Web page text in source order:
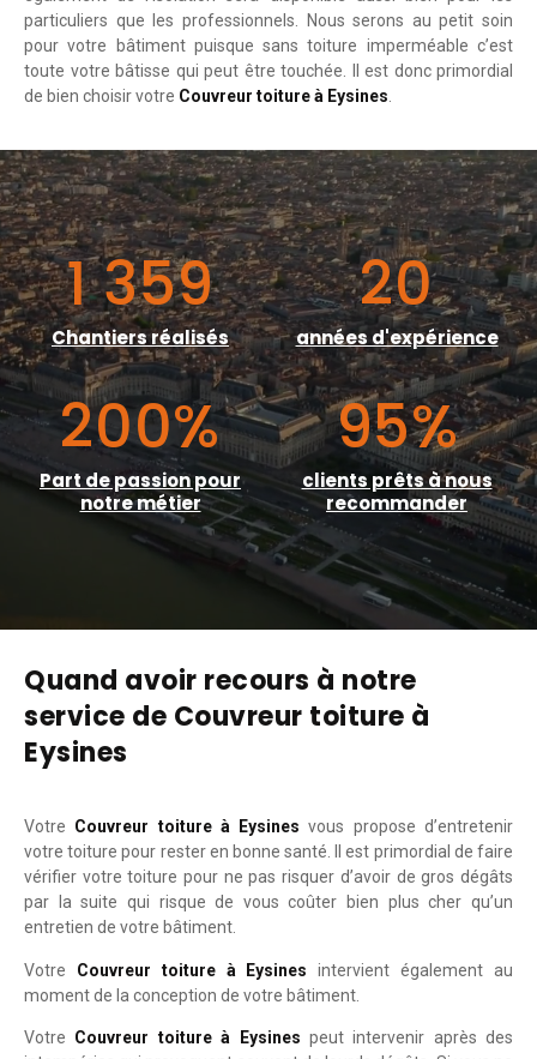
particuliers que les professionnels. Nous serons au petit soin
pour votre bâtiment puisque sans toiture imperméable c’est
toute votre bâtisse qui peut être touchée. Il est donc primordial
de bien choisir votre Couvreur toiture à Eysines
1 359
Chantiers réalisés
20
années d'expérience
200%
Part de passion pour
notre métier
95%
clients prêts à nous
recommander
Quand avoir recours à notre
service de Couvreur toiture à
Eysines
Votre Couvreur toiture à Eysines vous propose d’entretenir
votre toiture pour rester en bonne santé. Il est primordial de faire
vérifier votre toiture pour ne pas risquer d’avoir de gros dégâts
par la suite qui risque de vous coûter bien plus cher qu’un
entretien de votre bâtiment.
Votre Couvreur toiture à Eysines intervient également au
moment de la conception de votre bâtiment.
Votre Couvreur toiture à Eysines peut intervenir après des